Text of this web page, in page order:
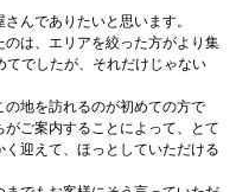
んでありたいと思います。
は、エリアを絞った方がより集
てでしたが、それだけじゃない
地を訪れるのが初めての方で
ご案内することによって、とて
迎えて、ほっとしていただける